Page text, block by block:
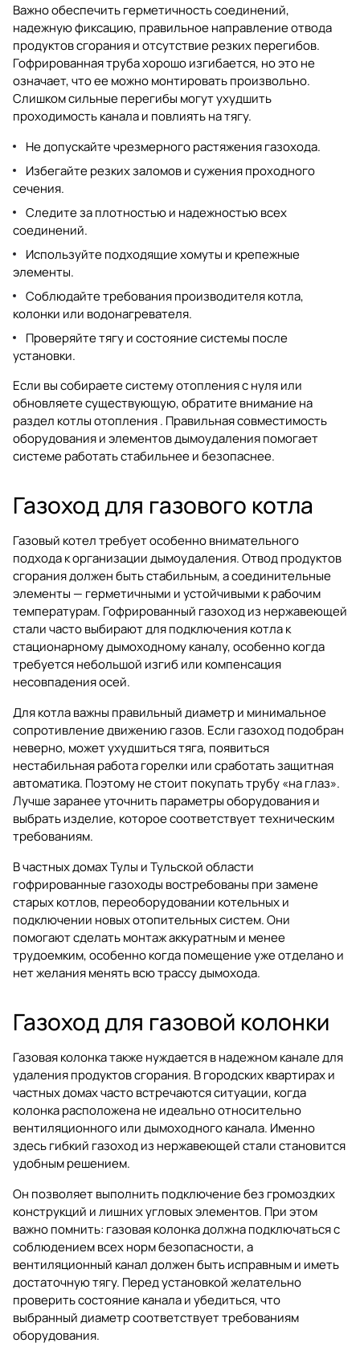
Важно обеспечить герметичность соединений,
надежную фиксацию, правильное направление отвода
продуктов сгорания и отсутствие резких перегибов.
Гофрированная труба хорошо изгибается, но это не
означает, что ее можно монтировать произвольно.
Слишком сильные перегибы могут ухудшить
проходимость канала и повлиять на тягу.
Не допускайте чрезмерного растяжения газохода.
Избегайте резких заломов и сужения проходного
сечения.
Следите за плотностью и надежностью всех
соединений.
Используйте подходящие хомуты и крепежные
элементы.
Соблюдайте требования производителя котла,
колонки или водонагревателя.
Проверяйте тягу и состояние системы после
установки.
Если вы собираете систему отопления с нуля или
обновляете существующую, обратите внимание на
раздел котлы отопления. Правильная совместимость
оборудования и элементов дымоудаления помогает
системе работать стабильнее и безопаснее.
Газоход для газового котла
Газовый котел требует особенно внимательного
подхода к организации дымоудаления. Отвод продуктов
сгорания должен быть стабильным, а соединительные
элементы — герметичными и устойчивыми к рабочим
температурам. Гофрированный газоход из нержавеющей
стали часто выбирают для подключения котла к
стационарному дымоходному каналу, особенно когда
требуется небольшой изгиб или компенсация
несовпадения осей.
Для котла важны правильный диаметр и минимальное
сопротивление движению газов. Если газоход подобран
неверно, может ухудшиться тяга, появиться
нестабильная работа горелки или сработать защитная
автоматика. Поэтому не стоит покупать трубу «на глаз».
Лучше заранее уточнить параметры оборудования и
выбрать изделие, которое соответствует техническим
требованиям.
В частных домах Тулы и Тульской области
гофрированные газоходы востребованы при замене
старых котлов, переоборудовании котельных и
подключении новых отопительных систем. Они
помогают сделать монтаж аккуратным и менее
трудоемким, особенно когда помещение уже отделано и
нет желания менять всю трассу дымохода.
Газоход для газовой колонки
Газовая колонка также нуждается в надежном канале для
удаления продуктов сгорания. В городских квартирах и
частных домах часто встречаются ситуации, когда
колонка расположена не идеально относительно
вентиляционного или дымоходного канала. Именно
здесь гибкий газоход из нержавеющей стали становится
удобным решением.
Он позволяет выполнить подключение без громоздких
конструкций и лишних угловых элементов. При этом
важно помнить: газовая колонка должна подключаться с
соблюдением всех норм безопасности, а
вентиляционный канал должен быть исправным и иметь
достаточную тягу. Перед установкой желательно
проверить состояние канала и убедиться, что
выбранный диаметр соответствует требованиям
оборудования.